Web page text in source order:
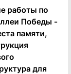
работы по
Победы -
памяти,
для